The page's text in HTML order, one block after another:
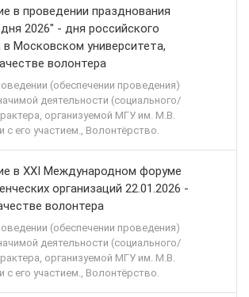
в проведении празднования
2026" - дня российского
в Московском университета,
волонтера
(обеспечении проведения)
деятельности (социального/
организуемой МГУ им. М.В.
его участием., Волонтёрство.
в XXI Международном форуме
организаций 22.01.2026 -
волонтера
(обеспечении проведения)
деятельности (социального/
организуемой МГУ им. М.В.
его участием., Волонтёрство.